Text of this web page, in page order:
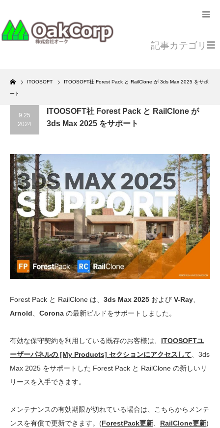
Home
ITOOSOFT ITOOSOFT社 Forest Pack と RailClone が 3ds Max 2025 をサポ
ート
記事カテゴリ
9.25
2024
ITOOSOFT社 Forest Pack と RailClone が
3ds Max 2025 をサポート
Forest Pack と RailClone は、 3ds Max 2025 および V-Ray
Arnold
Corona の最新ビルドをサポートしました。
有効な保守契約を利用している既存のお客様は、 ITOOSOFTユ
ーザーパネルの [My Products] セクションにアクセスして 、3ds
Max 2025 をサポートした Forest Pack と RailClone の新しいリ
リースを入手できます。
メンテナンスの有効期限が切れている場合は、こちらからメンテ
ンスを有償で更新できます。(ForestPack更新 RailClone更新)